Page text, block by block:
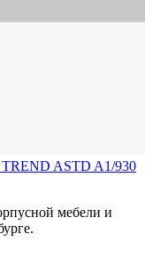
ASTD A1/930
мебели и